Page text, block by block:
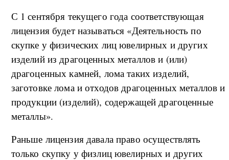
С 1 сентября текущего года соответствующая
лицензия будет называться «Деятельность по
скупке у физических лиц ювелирных и других
изделий из драгоценных металлов и (или)
драгоценных камней, лома таких изделий,
заготовке лома и отходов драгоценных металлов и
продукции (изделий), содержащей драгоценные
металлы».
Раньше лицензия давала право осуществлять
только скупку у физлиц ювелирных и других